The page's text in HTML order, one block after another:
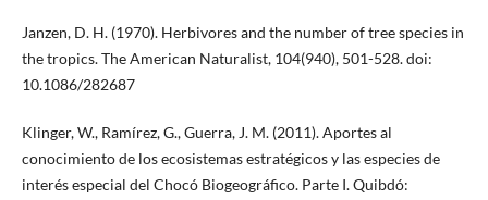
Janzen, D. H. (1970). Herbivores and the number of tree species in
the tropics. The American Naturalist, 104(940), 501-528. doi:
10.1086/282687
Klinger, W., Ramírez, G., Guerra, J. M. (2011). Aportes al
conocimiento de los ecosistemas estratégicos y las especies de
interés especial del Chocó Biogeográfico. Parte I. Quibdó: